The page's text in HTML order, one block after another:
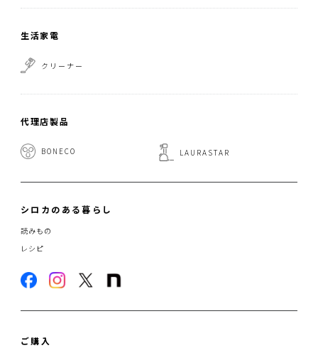
生活家電
クリーナー
代理店製品
BONECO LAURASTAR
シロカのある暮らし
読みもの
レシピ
ご購入